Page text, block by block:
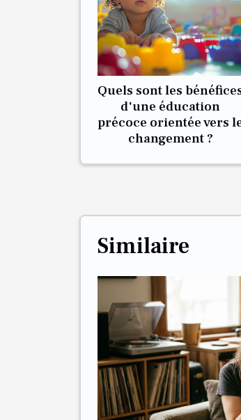
Quels sont les
d'une éducation
précoce orientée vers
changement ?
Similaire